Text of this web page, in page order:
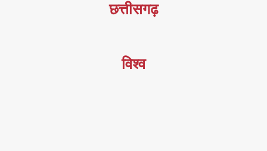
छत्तीसगढ़
विश्व